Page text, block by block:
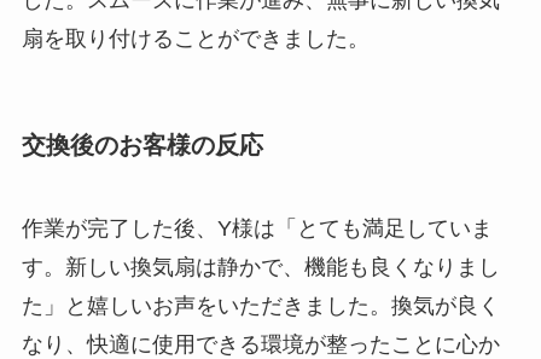
扇を取り付けることができました。
交換後のお客様の反応
作業が完了した後、Y様は「とても満足していま
す。新しい換気扇は静かで、機能も良くなりまし
た」と嬉しいお声をいただきました。換気が良く
なり、快適に使用できる環境が整ったことに心か